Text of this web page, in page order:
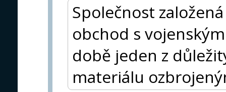
Společnost
obchod s
době jeden z
materiálu